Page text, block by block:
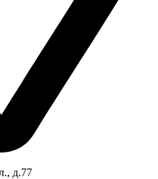
д.77